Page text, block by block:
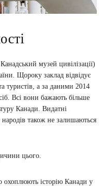
музей цивілізації)
Щороку заклад відвідує
туристів, а за даними 2014
Всі вони бажають більше
Канади. Видатні
також не залишаються
цього.
історію Канади у